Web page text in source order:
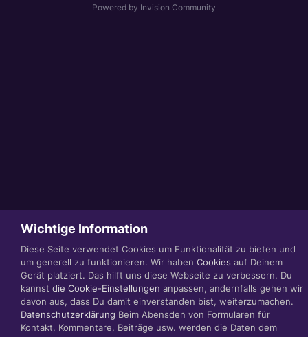
Powered by Invision Community
Wichtige Information
Diese Seite verwendet Cookies um Funktionalität zu bieten und
um generell zu funktionieren. Wir haben Cookies auf Deinem
Gerät platziert. Das hilft uns diese Webseite zu verbessern. Du
kannst die Cookie-Einstellungen anpassen, andernfalls gehen wir
davon aus, dass Du damit einverstanden bist, weiterzumachen.
Datenschutzerklärung Beim Abensden von Formularen für
Kontakt, Kommentare, Beiträge usw. werden die Daten dem